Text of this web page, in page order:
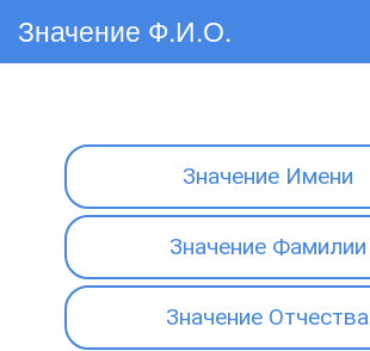
Значение Ф.И.О.
Значение Имени
Значение Фамилии
Значение Отчества